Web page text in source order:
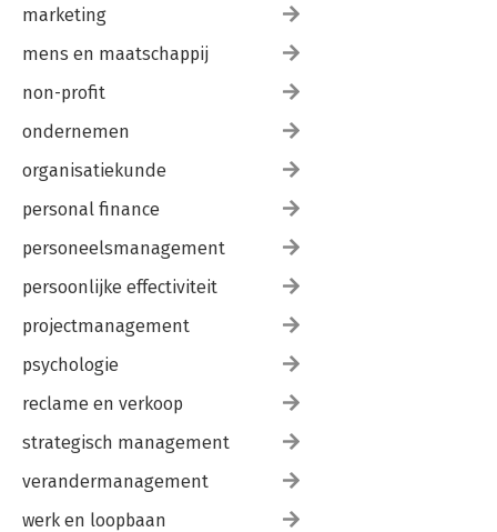
marketing
mens en maatschappij
non-profit
ondernemen
organisatiekunde
personal finance
personeelsmanagement
persoonlijke effectiviteit
projectmanagement
psychologie
reclame en verkoop
strategisch management
verandermanagement
werk en loopbaan